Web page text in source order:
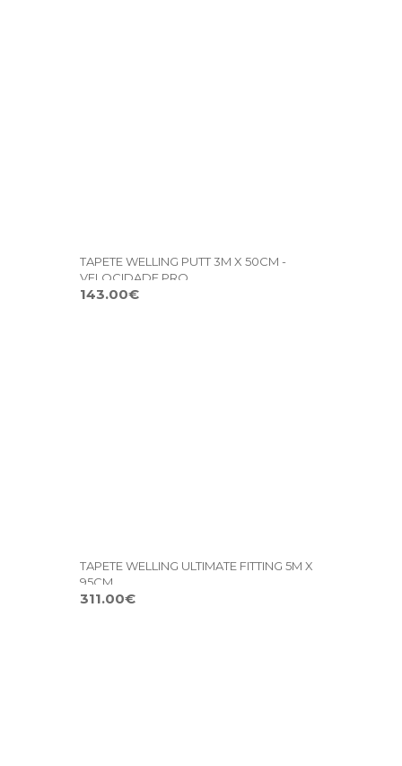
TAPETE WELLING PUTT 3M X 50CM -
VELOCIDADE PRO
143.00€
TAPETE WELLING ULTIMATE FITTING 5M X
95CM
311.00€